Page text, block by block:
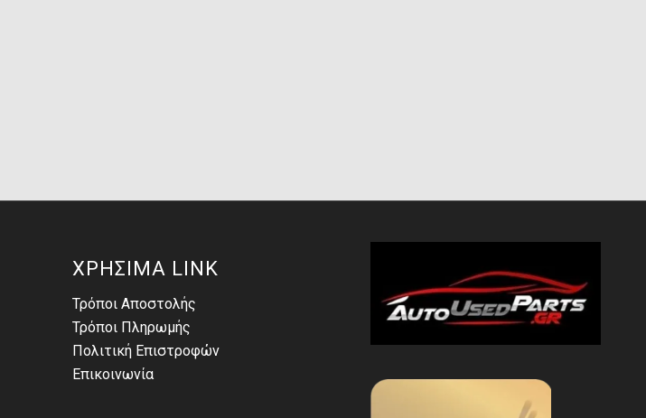
ΧΡΗΣΙΜΑ LINK
Τρόποι Αποστολής
Τρόποι Πληρωμής
Πολιτική Επιστροφών
Επικοινωνία